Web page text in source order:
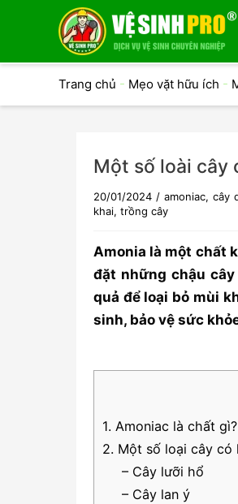
Trang chủ - Mẹo vặt hữu ích -
Một số loài cây
20/01/2024 /amoniac,cây
khai, trồng cây
Amonia là một chất
đặt những chậu
quả để loại bỏ mùi
sinh, bảo vệ sức
1. Amoniac là chất gì?
2. Một số loại cây có
– Cây lưỡi hổ
– Cây lan ý